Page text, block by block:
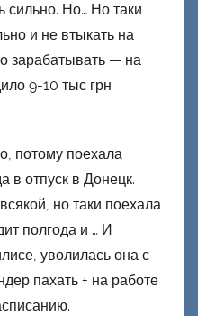
сильно. Но… Но таки
и не втыкать на
зарабатывать — на
9-10 тыс грн
потому поехала
в отпуск в Донецк.
но таки поехала
полгода и … И
уволилась она с
пахать + на работе